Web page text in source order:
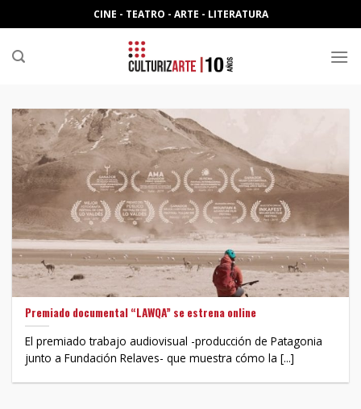
to
content
CINE - TEATRO - ARTE - LITERATURA
Premiado documental “LAWQA” se estrena online
El premiado trabajo audiovisual -producción de Patagonia
junto a Fundación Relaves- que muestra cómo la [...]